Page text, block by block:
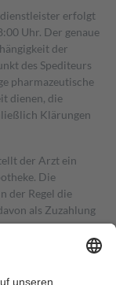
erfolgt
Uhr. Der genaue
der
des Spediteurs
pharmazeutische
dienen, die
Klärungen
der Arzt ein
Die
der Regel die
als Zuzahlung
Höhe von zehn
die tatsächlichen